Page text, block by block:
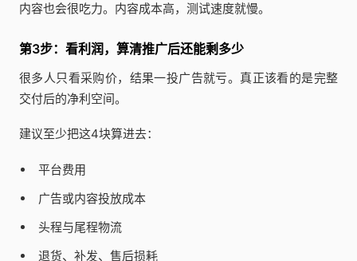
内容也会很吃力。内容成本高，测试速度就慢。
第3步：看利润，算清推广后还能剩多少
很多人只看采购价，结果一投广告就亏。真正该看的是完整
交付后的净利空间。
建议至少把这4块算进去：
平台费用
广告或内容投放成本
头程与尾程物流
退货、补发、售后损耗